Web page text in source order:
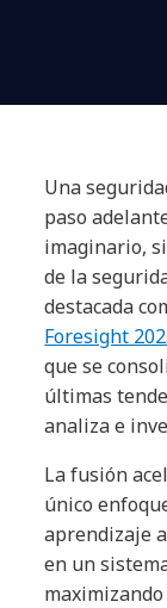
Una
paso
imaginario,
de la
destacada
Foresight
que se
últimas
analiza e
La fusión
único
aprendizaje
en un